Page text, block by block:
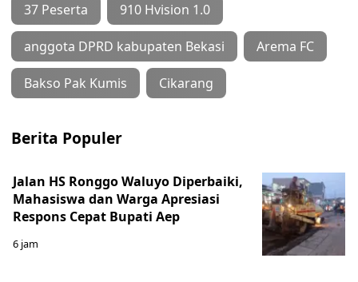
37 Peserta 910 Hvision 1.0
anggota DPRD kabupaten Bekasi Arema FC
Bakso Pak Kumis Cikarang
Berita Populer
Jalan HS Ronggo Waluyo Diperbaiki,
Mahasiswa dan Warga Apresiasi
Respons Cepat Bupati Aep
6 jam